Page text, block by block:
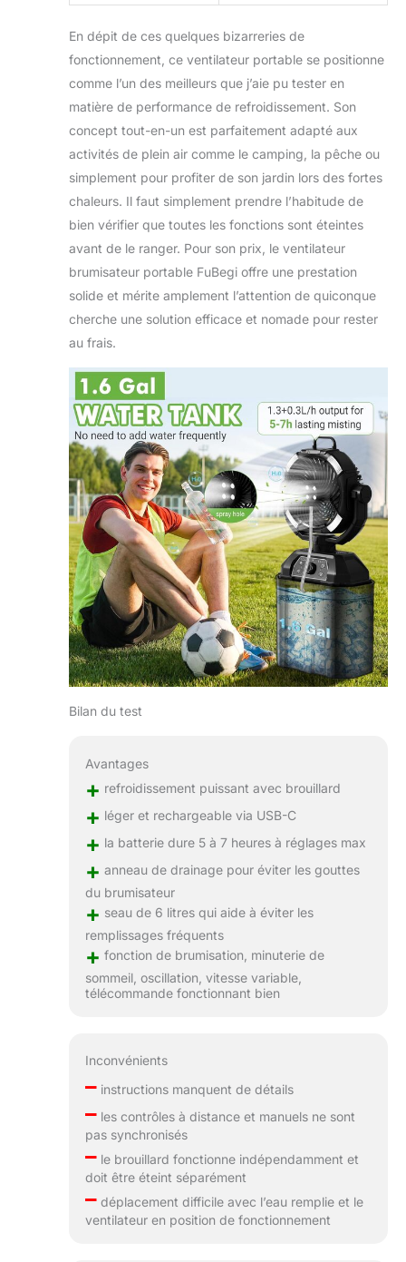
En dépit de ces quelques bizarreries de
fonctionnement, ce ventilateur portable se positionne
comme l’un des meilleurs que j’aie pu tester en
matière de performance de refroidissement. Son
concept tout-en-un est parfaitement adapté aux
activités de plein air comme le camping, la pêche ou
simplement pour profiter de son jardin lors des fortes
chaleurs. Il faut simplement prendre l’habitude de
bien vérifier que toutes les fonctions sont éteintes
avant de le ranger. Pour son prix, le ventilateur
brumisateur portable FuBegi offre une prestation
solide et mérite amplement l’attention de quiconque
cherche une solution efficace et nomade pour rester
au frais.
Bilan du test
Avantages
+ refroidissement puissant avec brouillard
+ léger et rechargeable via USB-C
+ la batterie dure 5 à 7 heures à réglages max
+ anneau de drainage pour éviter les gouttes
du brumisateur
+ seau de 6 litres qui aide à éviter les
remplissages fréquents
+ fonction de brumisation, minuterie de
sommeil, oscillation, vitesse variable,
télécommande fonctionnant bien
Inconvénients
–instructions manquent de détails
–les contrôles à distance et manuels ne sont
pas synchronisés
–le brouillard fonctionne indépendamment et
doit être éteint séparément
–déplacement difficile avec l’eau remplie et le
ventilateur en position de fonctionnement